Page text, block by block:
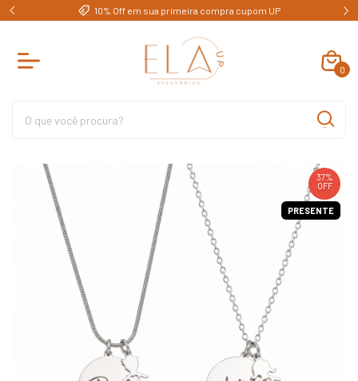
10% Off em sua primeira compra cupom UP
0
37%
OFF
PRESENTE